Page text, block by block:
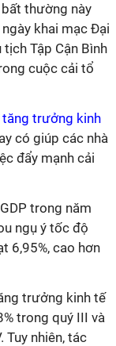
thường này
khai mạc Đại
tịch Tập Cận Bình
cuộc cải tổ
tăng trưởng kinh
có giúp các nhà
đẩy mạnh cải
trong năm
ngụ ý tốc độ
6,95%, cao hơn
trưởng kinh tế
trong quý III và
Tuy nhiên, tác